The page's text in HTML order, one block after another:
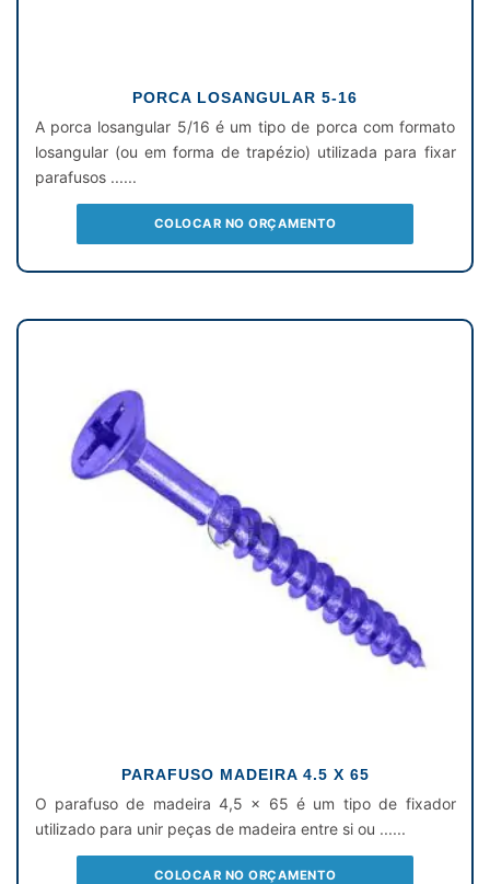
PORCA LOSANGULAR 5-16
A porca losangular 5/16 é um tipo de porca com formato
losangular (ou em forma de trapézio) utilizada para fixar
parafusos ......
COLOCAR NO ORÇAMENTO
PARAFUSO MADEIRA 4.5 X 65
O parafuso de madeira 4,5 x 65 é um tipo de fixador
utilizado para unir peças de madeira entre si ou ......
COLOCAR NO ORÇAMENTO